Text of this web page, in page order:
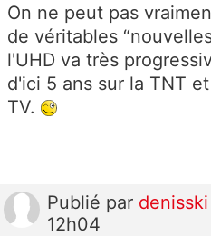
On ne peut pas
de véritables
l'UHD va très
d'ici 5 ans sur la TNT
TV.
Publié par denisski
12h04